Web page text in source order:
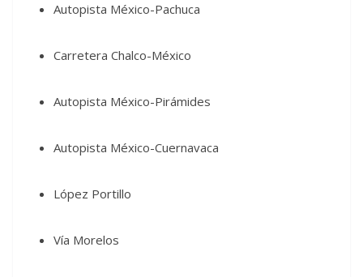
Autopista México-Pachuca
Carretera Chalco-México
Autopista México-Pirámides
Autopista México-Cuernavaca
López Portillo
Vía Morelos